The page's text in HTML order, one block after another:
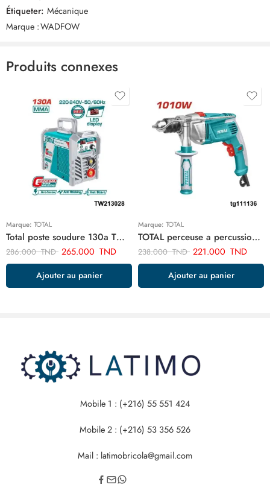
Étiqueter: Mécanique
Marque :WADFOW
Produits connexes
Marque: TOTAL
Total poste soudure 130a TW213028
286.000TND 265.000 TND
Ajouter au panier
Marque: TOTAL
TOTAL perceuse a percussion 13mm-1010w TG111136
238.000TND 221.000 TND
Ajouter au panier
Mobile 1 : (+216) 55 551 424
Mobile 2 : (+216) 53 356 526
Mail : latimobricola@gmail.com